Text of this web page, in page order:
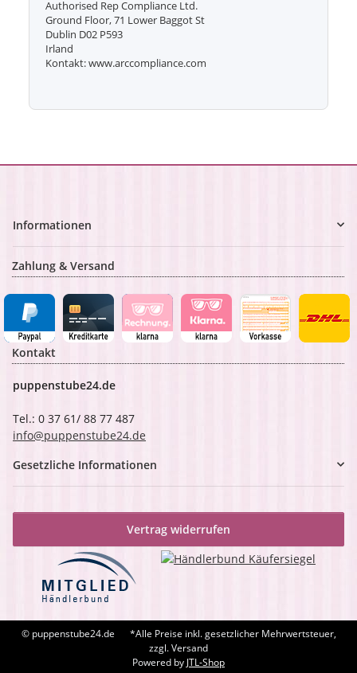
Authorised Rep Compliance Ltd.
Ground Floor, 71 Lower Baggot St
Dublin D02 P593
Irland
Kontakt: www.arccompliance.com
Informationen
Zahlung & Versand
Kontakt
puppenstube24.de
Tel.: 0 37 61/ 88 77 487
info@puppenstube24.de
Gesetzliche Informationen
Vertrag widerrufen
© puppenstube24.de
*Alle Preise inkl. gesetzlicher Mehrwertsteuer,
zzgl. Versand
Powered by JTL-Shop